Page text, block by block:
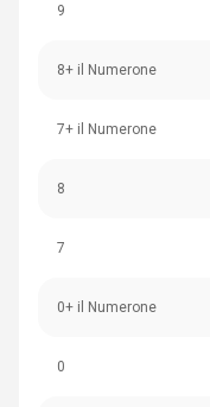
9
8+ il Numerone
7+ il Numerone
8
7
0+ il Numerone
0